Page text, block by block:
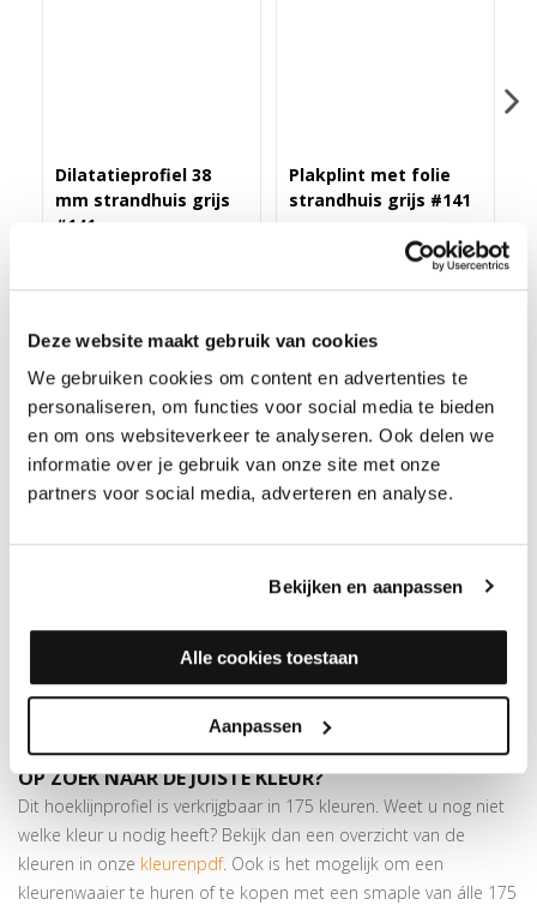
Deze website maakt gebruik van cookies
We gebruiken cookies om content en advertenties te
personaliseren, om functies voor social media te bieden
en om ons websiteverkeer te analyseren. Ook delen we
informatie over je gebruik van onze site met onze
partners voor social media, adverteren en analyse.
Bekijken en aanpassen
Alle cookies toestaan
Aanpassen
Dilatatieprofiel 38
mm strandhuis grijs
#141
Plakplint met folie
strandhuis grijs #141
HOEKLIJNPROFIEL 10MM STRANDHUIS GRIJS #141
Meer informatie over de
Hoeklijnprofielen 10 mm
De hoeklijnen zijn gemaakt van geanodiseerd aluminium, maar
wat betekent dit precies? Door het anodiseren ontstaat er een
laag en is weer positief voor de duurzaamheid van het
aluminium. Dit profiel is geschikt voor het opvangen van
hoogteverschillen van maximaal 8 mm. Ook verkrijgbaar in 24,5 x
OP ZOEK NAAR DE JUISTE KLEUR?
Dit hoeklijnprofiel is verkrijgbaar in 175 kleuren. Weet u nog niet
welke kleur u nodig heeft? Bekijk dan een overzicht van de
kleuren in onze kleurenpdf. Ook is het mogelijk om een
kleurenwaaier te huren of te kopen met een smaple van álle 175